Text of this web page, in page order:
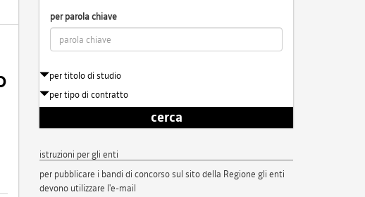
per parola chiave
per titolo di studio
per tipo di contratto
cerca
istruzioni per gli enti
per pubblicare i bandi di concorso sul sito della Regione gli enti
devono utilizzare l'e-mail